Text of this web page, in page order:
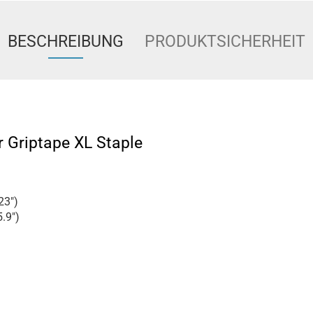
BESCHREIBUNG PRODUKTSICHERHEIT
Griptape XL Staple